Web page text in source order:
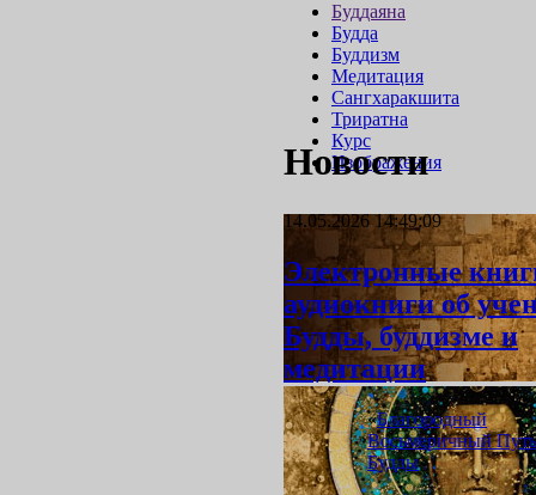
Буддаяна
Будда
Буддизм
Медитация
Сангхаракшита
Триратна
Курс
Изображения
Новости
14.05.2026 14:49:09
Электронные
аудиокниги об
Будды, буддизме и
медитации
«Благородный
Восьмеричный Путь
Будды»